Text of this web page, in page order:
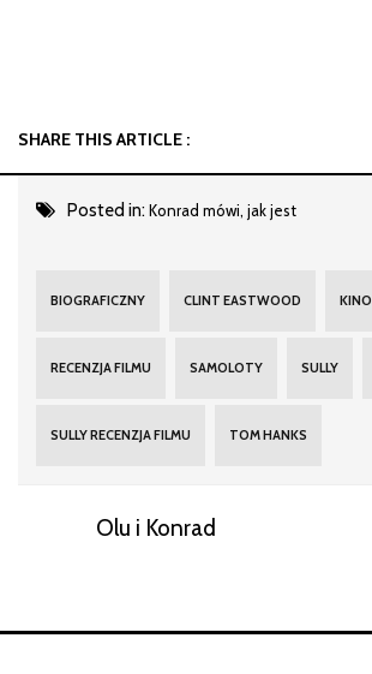
SHARE THIS ARTICLE :
Posted in: Konrad mówi, jak jest
BIOGRAFICZNY CLINT EASTWOOD KINO
RECENZJA FILMU SAMOLOTY SULLY
SULLY RECENZJA FILMU TOM HANKS
Olu i Konrad